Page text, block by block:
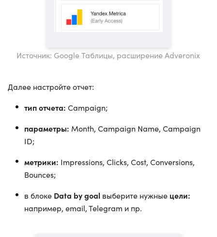
Источник: Google Таблицы, расширение Adveronix
Далее настройте отчет:
тип отчета: Campaign;
параметры: Month, Campaign Name, Campaign
ID;
метрики: Impressions, Clicks, Cost, Conversions,
Bounces;
в блоке Data by goal выберите нужные цели:
например, email, Telegram и пр.